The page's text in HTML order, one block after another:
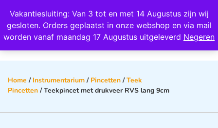
Vakantiesluiting: Van 3 tot en met 14 Augustus zijn wij
gesloten. Orders geplaatst in onze webshop en via mail
worden vanaf maandag 17 Augustus uitgeleverd Negeren
Wij scoren een 4,8 op Google
Home / Instrumentarium / Pincetten /Teek
Pincetten / Teekpincet met drukveer RVS lang 9cm